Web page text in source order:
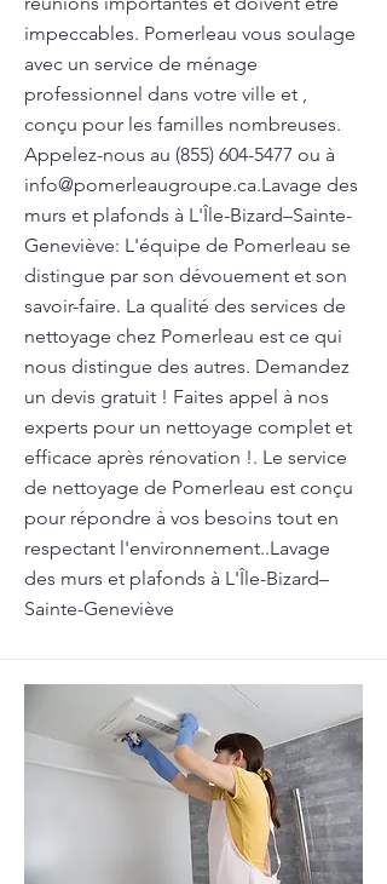
impeccables. Pomerleau vous soulage
avec un service de ménage
professionnel dans votre ville et ,
conçu pour les familles nombreuses.
Appelez-nous au (855) 604-5477 ou à
info@pomerleaugroupe.ca.Lavage des
murs et plafonds à L'Île-Bizard–Sainte-
Geneviève: L'équipe de Pomerleau se
distingue par son dévouement et son
savoir-faire. La qualité des services de
nettoyage chez Pomerleau est ce qui
nous distingue des autres. Demandez
un devis gratuit ! Faites appel à nos
experts pour un nettoyage complet et
efficace après rénovation !. Le service
de nettoyage de Pomerleau est conçu
pour répondre à vos besoins tout en
respectant l'environnement..Lavage
des murs et plafonds à L'Île-Bizard–
Sainte-Geneviève